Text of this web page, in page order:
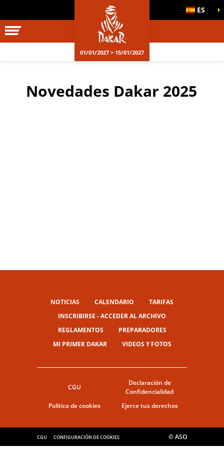
ES
01/01/2027 > 15/01/2027
Novedades Dakar 2025
NOTICIAS CALENDARIO
TARIFAS
INSCRIBIRSE - ACCEDER AL ARCHIVO
REGLAMENTOS
PREPARADORES
MI PRIMER DAKAR
VIDEOS Y FOTOS
CGU
Declaración de
Confidencialidad
Política de cookies
Ejerce tus derechos
CGU CONFIGURACIÓN DE COOKIES © ASO